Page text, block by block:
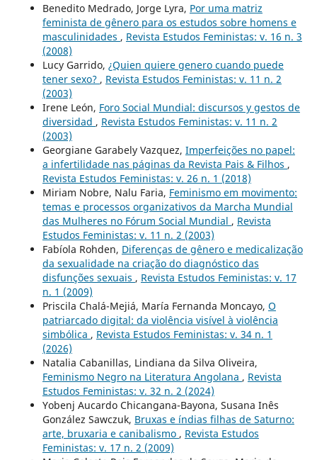
Benedito Medrado, Jorge Lyra, Por uma matriz
feminista de gênero para os estudos sobre homens e
masculinidades , Revista Estudos Feministas: v. 16 n. 3
(2008)
Lucy Garrido, ¿Quien quiere genero cuando puede
tener sexo? , Revista Estudos Feministas: v. 11 n. 2
(2003)
Irene León, Foro Social Mundial: discursos y gestos de
diversidad , Revista Estudos Feministas: v. 11 n. 2
(2003)
Georgiane Garabely Vazquez, Imperfeições no papel:
a infertilidade nas páginas da Revista Pais & Filhos ,
Revista Estudos Feministas: v. 26 n. 1 (2018)
Miriam Nobre, Nalu Faria, Feminismo em movimento:
temas e processos organizativos da Marcha Mundial
das Mulheres no Fórum Social Mundial , Revista
Estudos Feministas: v. 11 n. 2 (2003)
Fabíola Rohden, Diferenças de gênero e medicalização
da sexualidade na criação do diagnóstico das
disfunções sexuais , Revista Estudos Feministas: v. 17
n. 1 (2009)
Priscila Chalá-Mejiá, María Fernanda Moncayo, O
patriarcado digital: da violência visível à violência
simbólica , Revista Estudos Feministas: v. 34 n. 1
(2026)
Natalia Cabanillas, Lindiana da Silva Oliveira,
Feminismo Negro na Literatura Angolana , Revista
Estudos Feministas: v. 32 n. 2 (2024)
Yobenj Aucardo Chicangana-Bayona, Susana Inês
González Sawczuk, Bruxas e índias filhas de Saturno:
arte, bruxaria e canibalismo , Revista Estudos
Feministas: v. 17 n. 2 (2009)